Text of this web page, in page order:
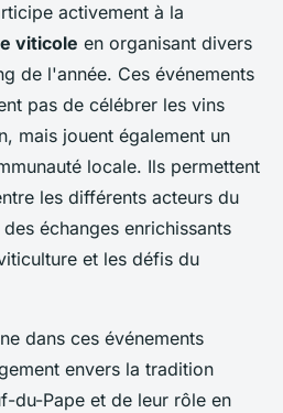
activement à la
viticole en organisant divers
de l'année. Ces événements
pas de célébrer les vins
mais jouent également un
locale. Ils permettent
les différents acteurs du
échanges enrichissants
et les défis du
dans ces événements
envers la tradition
du-Pape et de leur rôle en